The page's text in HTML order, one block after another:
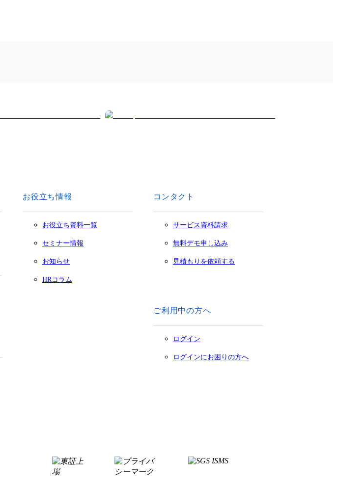
お役立ち情報
お役立ち資料一覧
セミナー情報
お知らせ
HRコラム
コンタクト
サービス資料請求
無料デモ申し込み
見積もりを依頼する
ご利用中の方へ
ログイン
ログインにお困りの方へ